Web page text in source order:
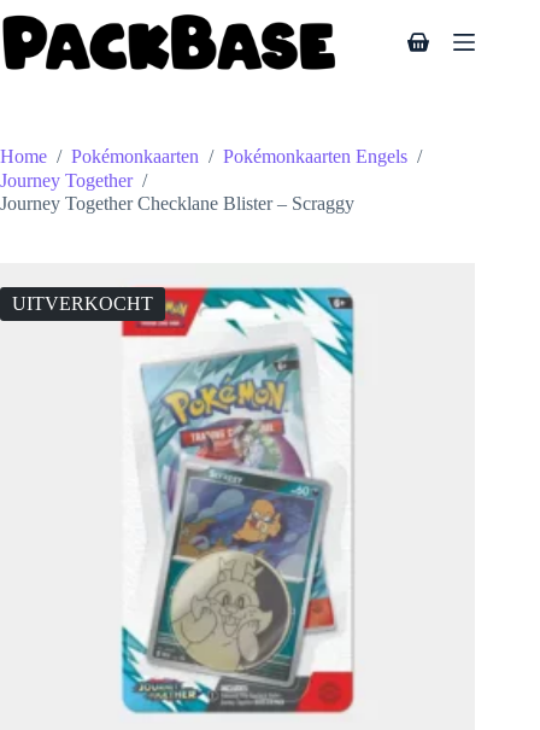
naar
de
inhoud
Winkelwagen
Home / Pokémonkaarten / Pokémonkaarten Engels /
Journey Together /
Journey Together Checklane Blister – Scraggy
UITVERKOCHT